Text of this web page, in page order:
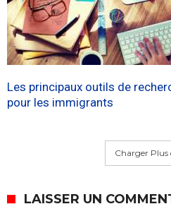
Les principaux outils de
pour les immigrants
Charger Plus
LAISSER UN